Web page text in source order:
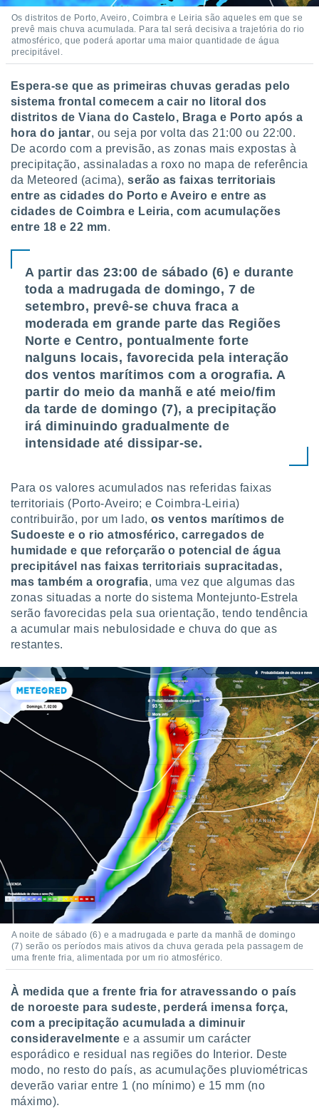
através
estudos
e
de
1199
Os distritos de Porto, Aveiro, Coimbra e Leiria são aqueles em que se
prevê mais chuva acumulada. Para tal será decisiva a trajetória do rio
atmosférico, que poderá aportar uma maior quantidade de água
precipitável.
Espera-se que as primeiras chuvas geradas pelo
sistema frontal comecem a cair no litoral dos
distritos de Viana do Castelo, Braga e Porto após a
hora do jantar, ou seja por volta das 21:00 ou 22:00.
De acordo com a previsão, as zonas mais expostas à
precipitação, assinaladas a roxo no mapa de referência
da Meteored (acima),serão as faixas territoriais
entre as cidades do Porto e Aveiro e entre as
cidades de Coimbra e Leiria, com acumulações
entre 18 e 22 mm.
A partir das 23:00 de sábado (6) e durante
toda a madrugada de domingo, 7 de
setembro, prevê-se chuva fraca a
moderada em grande parte das Regiões
Norte e Centro, pontualmente forte
nalguns locais, favorecida pela interação
dos ventos marítimos com a orografia. A
partir do meio da manhã e até meio/fim
da tarde de domingo (7), a precipitação
irá diminuindo gradualmente de
intensidade até dissipar-se.
Para os valores acumulados nas referidas faixas
territoriais (Porto-Aveiro; e Coimbra-Leiria)
contribuirão, por um lado, os ventos marítimos de
Sudoeste e o rio atmosférico, carregados de
humidade e que reforçarão o potencial de água
precipitável nas faixas territoriais supracitadas,
mas também a orografia, uma vez que algumas das
zonas situadas a norte do sistema Montejunto-Estrela
serão favorecidas pela sua orientação, tendo tendência
a acumular mais nebulosidade e chuva do que as
restantes.
A noite de sábado (6) e a madrugada e parte da manhã de domingo
(7) serão os períodos mais ativos da chuva gerada pela passagem de
uma frente fria, alimentada por um rio atmosférico.
À medida que a frente fria for atravessando o país
de noroeste para sudeste, perderá imensa força,
com a precipitação acumulada a diminuir
consideravelmente e a assumir um carácter
esporádico e residual nas regiões do Interior. Deste
modo, no resto do país, as acumulações pluviométricas
deverão variar entre 1 (no mínimo) e 15 mm (no
máximo).